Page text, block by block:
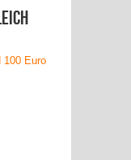
100 Euro